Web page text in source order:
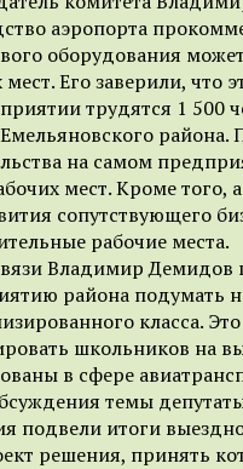
аэропорта
оборудования
мест. Его заверили, что
трудятся 1 500
района.
на самом
мест. Кроме того,
сопутствующего
рабочие места.
Владимир Демидов
района подумать
класса.
школьников на
в сфере
темы
подвели итоги
решения, принять